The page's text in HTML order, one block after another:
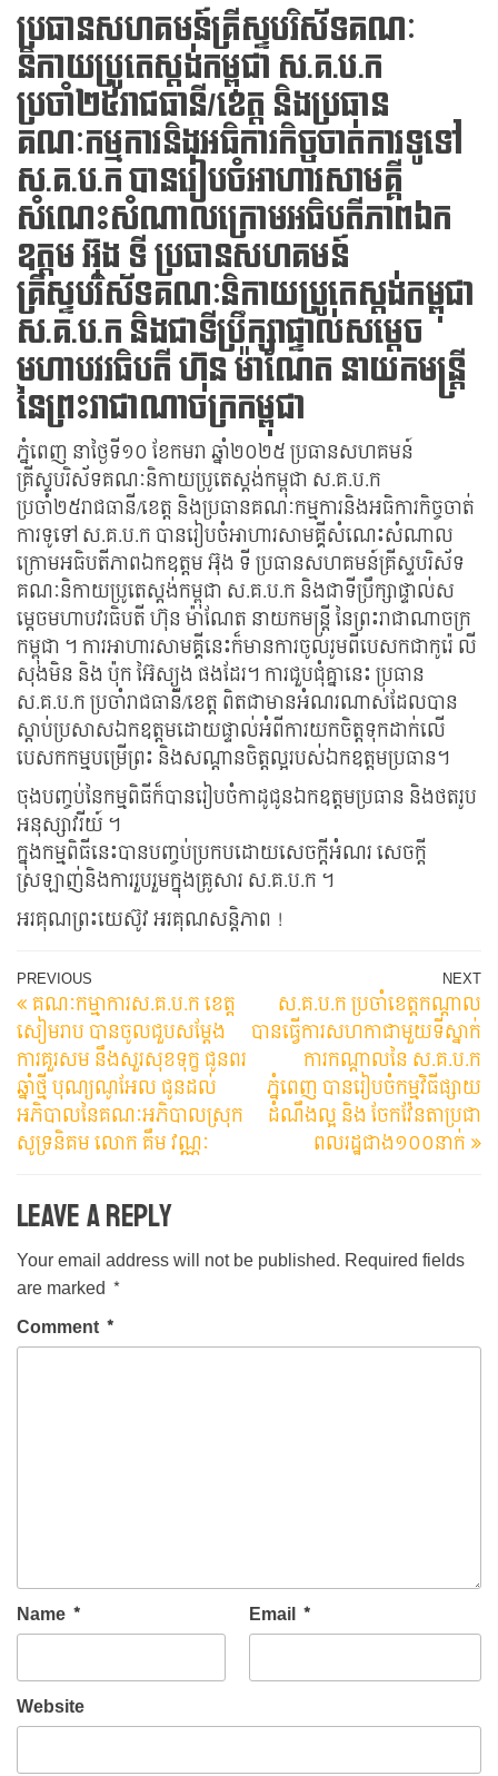
ប្រធានសហគមន៍គ្រីស្ទបរិស័ទគណៈ
និកាយប្រូតេស្តង់កម្ពុជា ស.គ.ប.ក
ប្រចាំ២៥រាជធានី/ខេត្ត និងប្រធាន
គណៈកម្មការនិងអធិការកិច្ចចាត់ការទូទៅ
ស.គ.ប.ក បានរៀបចំអាហារសាមគ្គី
សំណេះសំណាលក្រោមអធិបតីភាពឯក
ឧត្តម អ៊ុង ទី ប្រធានសហគមន៍
គ្រីស្ទបរិស័ទគណៈនិកាយប្រូតេស្តង់កម្ពុជា
ស.គ.ប.ក និងជាទីប្រឹក្សាផ្ទាល់សម្តេច
មហាបវរធិបតី ហ៊ុន ម៉ាណែត នាយកមន្ត្រី
នៃព្រះរាជាណាចក្រកម្ពុជា
ភ្នំពេញ នាថ្ងៃទី១០ ខែកមរា ឆ្នាំ២០២៥ ប្រធានសហគមន៍
គ្រីស្ទបរិស័ទគណៈនិកាយប្រូតេស្តង់កម្ពុជា ស.គ.ប.ក
ប្រចាំ២៥រាជធានី/ខេត្ត និងប្រធានគណៈកម្មការនិងអធិការកិច្ចចាត់
ការទូទៅ ស.គ.ប.ក បានរៀបចំអាហារសាមគ្គីសំណេះសំណាល
ក្រោមអធិបតីភាពឯកឧត្តម អ៊ុង ទី ប្រធានសហគមន៍គ្រីស្ទបរិស័ទ
គណៈនិកាយប្រូតេស្តង់កម្ពុជា ស.គ.ប.ក និងជាទីប្រឹក្សាផ្ទាល់ស
ម្តេចមហាបវរធិបតី ហ៊ុន ម៉ាណែត នាយកមន្ត្រី នៃព្រះរាជាណាចក្រ
កម្ពុជា ។ ការអាហារសាមគ្គីនេះក៏មានការចូលរូមពីបេសកជាកូរ៉េ លី
សុងមិន និង ប៉ុក អ៊ៃស្យូង ផងដែរ។ ការជួបជុំគ្នានេះ ប្រធាន
ស.គ.ប.ក ប្រចាំរាជធានី/ខេត្ត ពិតជាមានអំណរណាស់ដែលបាន
ស្តាប់ប្រសាសឯកឧត្តមដោយផ្ទាល់អំពីការយកចិត្តទុកដាក់លើ
បេសកកម្មបម្រើព្រះ និងសណ្តានចិត្តល្អរបស់ឯកឧត្តមប្រធាន។
ចុងបញ្ចប់នៃកម្មពិធីក៏បានរៀបចំកាដូជូនឯកឧត្តមប្រធាន​ និងថតរូប
អនុស្សាវរីយ៍ ។
ក្នុងកម្មពិធីនេះបានបញ្ចប់ប្រកបដោយសេចក្តីអំណរ សេចក្តី
ស្រឡាញ់និងការរួបរួមក្នុងគ្រូសារ ស.គ.ប.ក ។
អរគុណព្រះយេស៊ូវ អរគុណសន្តិភាព !
Post
navigation
Previous
Post
PREVIOUS
គណៈកម្មាការស.គ.ប.ក ខេត្ត
សៀមរាប​ បានចូលជួបសម្តែង
ការគួរសម នឹងសួរសុខទុក្ខ ជូនពរ
ឆ្នាំថ្មី បុណ្យណូអែល ជូនដល់
អភិបាលនៃគណៈអភិបាលស្រុក
សូទ្រនិគម លោក គឹម វណ្ណៈ
NEXT
ស.គ.ប.ក ប្រចាំខេត្តកណ្តាល
បានធ្វើការសហកាជាមួយទីស្នាក់
ការកណ្តាលនៃ ស.គ.ប.ក
ភ្នំពេញ បានរៀបចំកម្មវិធីផ្សាយ
ដំណឹងល្អ និង ចែកវ៉ែនតាប្រជា
ពលរដ្ឋជាង១០០នាក់
Leave a Reply
Your email address will not be published. Required fields
are marked *
Comment *
Name * Email *
Website